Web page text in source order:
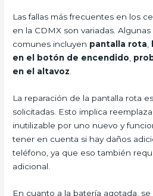
Las fallas más frecuentes en los
en la CDMX son variadas. Algunas
comunes incluyen pantalla rota
en el botón de encendido
en el altavoz
La reparación de la pantalla rota
solicitadas. Esto implica
inutilizable por uno nuevo y
tener en cuenta si hay daños
teléfono, ya que eso también
adicional.
En cuanto a la batería agotada,